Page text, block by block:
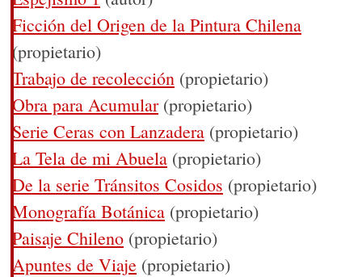
Ficción del Origen de la Pintura Chilena
(propietario)
Trabajo de recolección (propietario)
Obra para Acumular(propietario)
Serie Ceras con Lanzadera (propietario)
La Tela de mi Abuela (propietario)
De la serie Tránsitos Cosidos (propietario)
Monografía Botánica (propietario)
Paisaje Chileno (propietario)
Apuntes de Viaje (propietario)